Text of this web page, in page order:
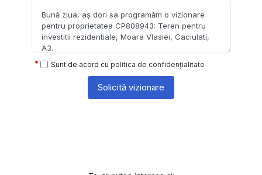
Sunt de acord cu politica de confidențialitate
Solicită vizionare